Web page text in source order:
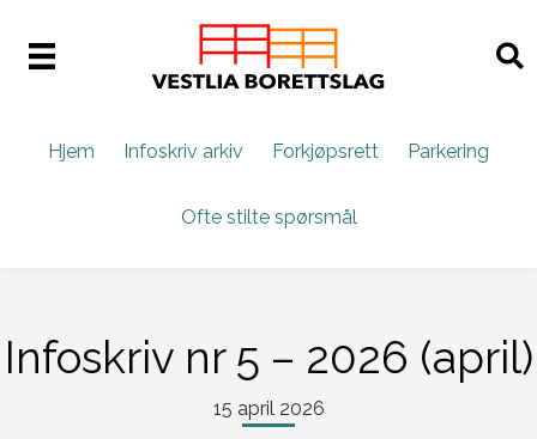
Hjem Infoskriv arkiv Forkjøpsrett Parkering
Ofte stilte spørsmål
Infoskriv nr 5 – 2026 (april)
15 april 2026